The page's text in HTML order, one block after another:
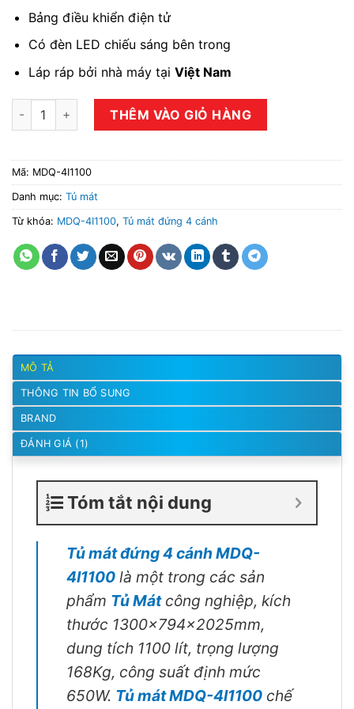
Bảng điều khiển điện tử
Có đèn LED chiếu sáng bên trong
Láp ráp bởi nhà máy tại Việt Nam
Tủ mát đứng 4 cánh MDQ-4I1100 số lượng
THÊM VÀO GIỎ HÀNG
Mã: MDQ-4I1100
Danh mục: Tủ mát
Từ khóa: MDQ-4I1100, Tủ mát đứng 4 cánh
MÔ TẢ
THÔNG TIN BỔ SUNG
BRAND
ĐÁNH GIÁ (1)
Tóm tắt nội dung
Tủ mát đứng 4 cánh MDQ-
4I1100 là một trong các sản
phẩm Tủ Mátcông nghiệp, kích
thước 1300x794x2025mm,
dung tích 1100 lít, trọng lượng
168Kg, công suất định mức
650W. Tủ mát MDQ-4I1100 chế